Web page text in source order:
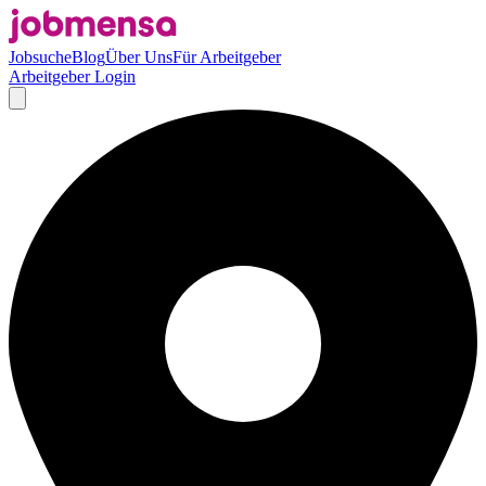
JobsucheBlogÜber UnsFür Arbeitgeber
Arbeitgeber Login